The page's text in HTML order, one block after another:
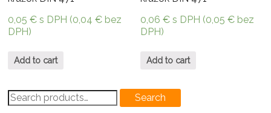
0,05€ s DPH (0,04€ bez
DPH)
Add to cart
0,06€ s DPH (0,05€ bez
DPH)
Add to cart
Search
for:
Search